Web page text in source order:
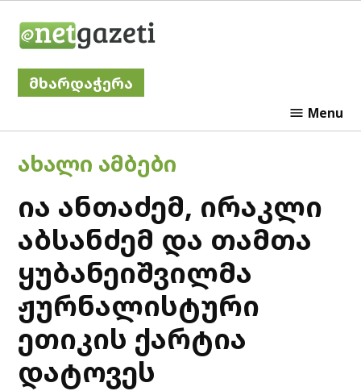
მხარდაჭერა
Menu
POSTED
ᲐᲮᲐᲚᲘ ᲐᲛᲑᲔᲑᲘ
ია ანთაძემ, ირაკლი
აბსანძემ და თამთა
ყუბანეიშვილმა
ჟურნალისტური
ეთიკის ქარტია
დატოვეს